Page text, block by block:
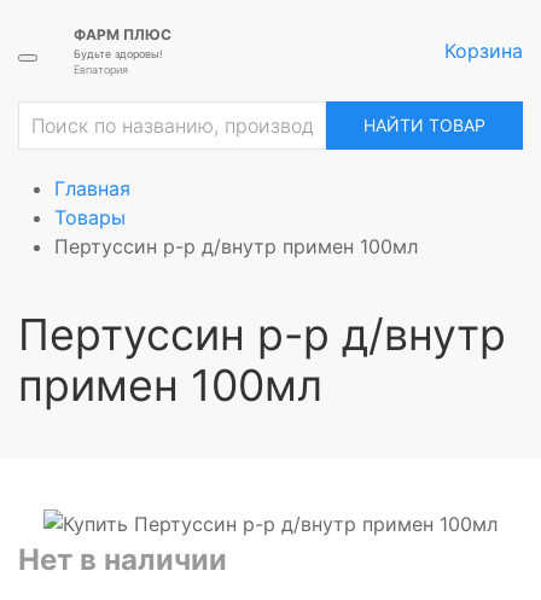
ФАРМ ПЛЮС
Будьте здоровы!
Евпатория
Корзина
НАЙТИ ТОВАР
Главная
Товары
Пертуссин р-р д/внутр примен 100мл
Пертуссин р-р д/внутр
примен 100мл
Нет в наличии